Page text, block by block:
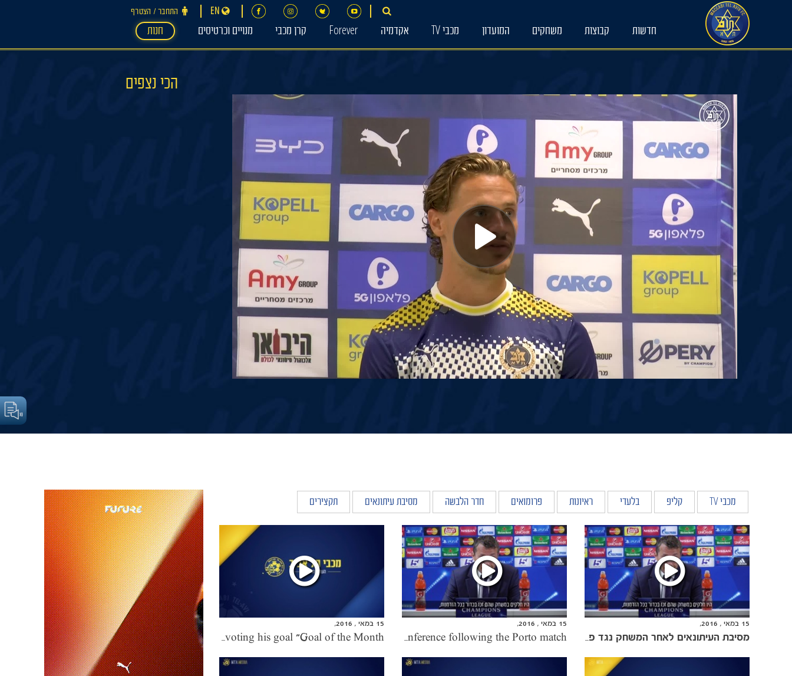
התחבר ‪/‬ הצטרף EN
חדשות קבוצות משחקים המועדון מכבי TV אקדמיה Forever קרן מכבי מנויים וכרטיסים חנות
הכי נצפים
מכבי TV קליפ בלעדי ראיונות פרומואים חדר הלבשה מסיבת עיתונאים תקצירים
15 במאי , 2016,
15 במאי , 2016,
15 במאי , 2016,